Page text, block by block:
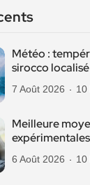
Météo :
sirocco
7 Août 2026 10
Meilleure
6 Août 2026 10